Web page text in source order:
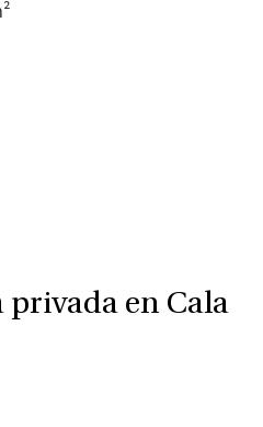
en Cala